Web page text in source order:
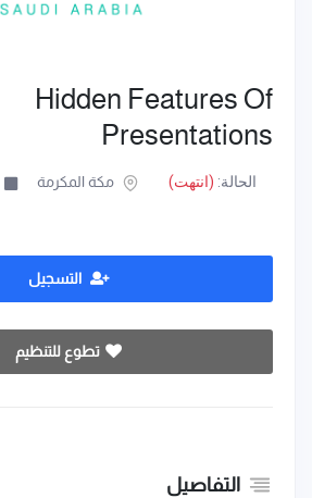
Hidden Features Of
Presentations
الحالة: (انتهت) مكة المكرمة
التسجيل
تطوع للتنظيم
التفاصيل